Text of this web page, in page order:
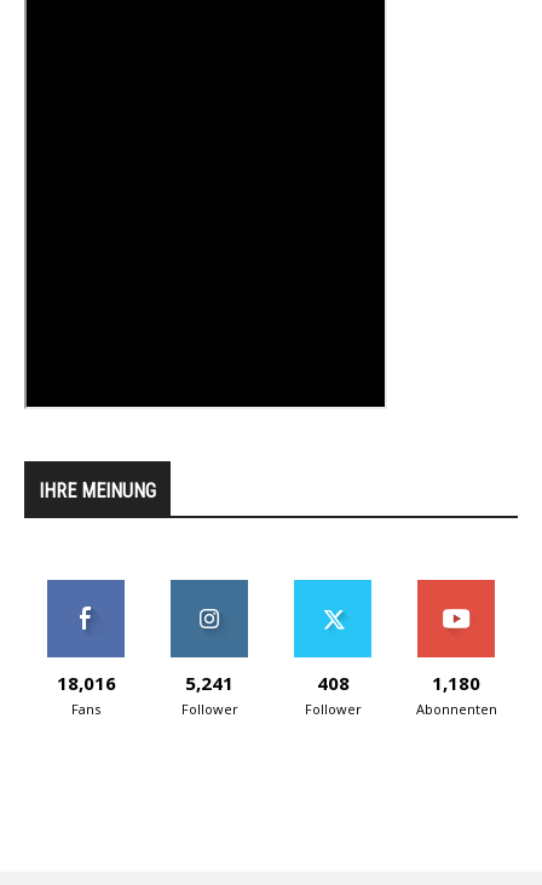
IHRE MEINUNG
18,016
Fans
5,241
Follower
408
Follower
1,180
Abonnenten